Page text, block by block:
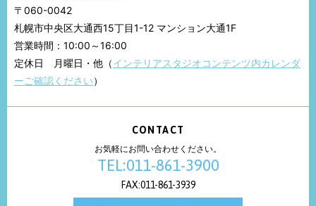
〒060-0042
札幌市中央区大通西15丁目1-12 マンション大通1F
営業時間：10:00～16:00
定休日 月曜日・他（インテリアスタジオコンテンツ内カレンダ
ーご確認ください）
CONTACT
お気軽にお問い合わせください。
TEL:011-861-3900
FAX:011-861-3939